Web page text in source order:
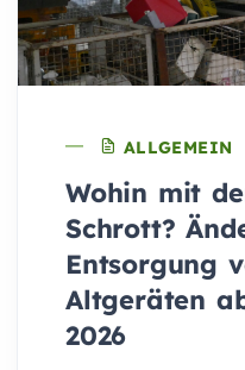
ALLGEMEIN
Wohin mit
Schrott?
Entsorgung
Altgeräten
2026